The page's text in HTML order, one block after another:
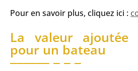
Pour en savoir plus, cliquez ici :
La valeur ajoutée
pour un bateau